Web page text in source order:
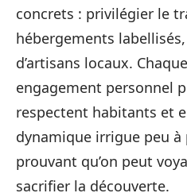
concrets : privilégier le
hébergements
d’artisans locaux.
engagement personnel
respectent habitants et
dynamique irrigue peu à
prouvant qu’on peut
sacrifier la découverte.